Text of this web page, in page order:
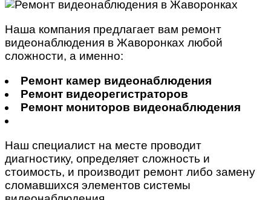
Наша компания предлагает вам ремонт
видеонаблюдения в Жаворонках любой
сложности, а именно:
Ремонт камер видеонаблюдения
Ремонт видеорегистраторов
Ремонт мониторов видеонаблюдения
Наш специалист на месте проводит
диагностику, определяет сложность и
стоимость, и производит ремонт либо замену
сломавшихся элементов системы